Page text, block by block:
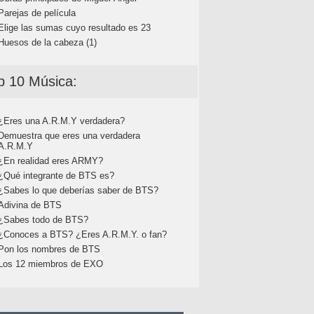
de película
las sumas cuyo resultado es 23
de la cabeza (1)
10 Música:
una A.R.M.Y verdadera?
que eres una verdadera
realidad eres ARMY?
integrante de BTS es?
lo que deberías saber de BTS?
de BTS
todo de BTS?
a BTS? ¿Eres A.R.M.Y. o fan?
los nombres de BTS
12 miembros de EXO